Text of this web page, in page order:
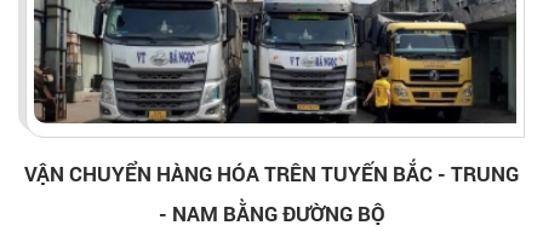
VẬN CHUYỂN HÀNG HÓA TRÊN TUYẾN BẮC - TRUNG
- NAM BẰNG ĐƯỜNG BỘ